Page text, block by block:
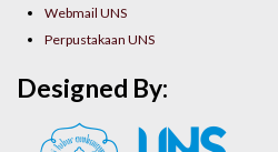
Webmail UNS
Perpustakaan UNS
Designed By: